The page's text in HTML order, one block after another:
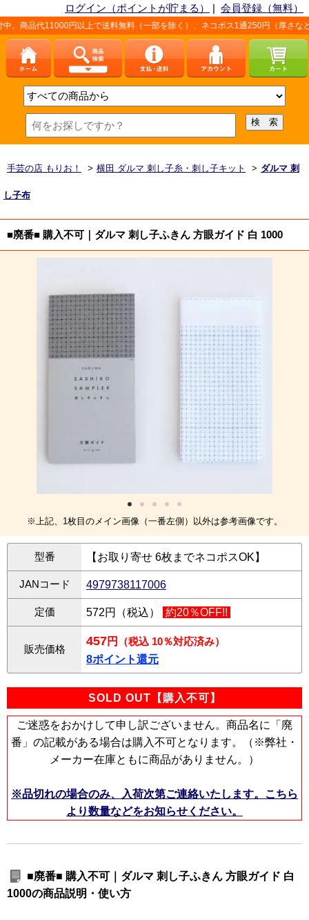
ログイン（ポイントが貯まる） | 会員登録（無料）
円以上で送料無料（一部を除く）、ネコポス1通250円（厚さなど条件あり）
手芸の店 もりお！ > 横田 ダルマ 刺し子糸・刺し子キット > ダルマ 刺
し子布
■廃番■ 購入不可｜ダルマ 刺し子ふきん 方眼ガイド 白 1000
※上記、1枚目のメイン画像（一番左側）以外は参考画像です。
型番 【お取り寄せ 6枚までネコポスOK】
JANコード 4979738117006
定価 572円（税込） 約20％OFF!!
販売価格
457円
（税込 10％対応済み）
8ポイント還元
SOLD OUT【購入不可】
ご迷惑をおかけして申し訳ございません。商品名に「廃
番」の記載がある場合は購入不可となります。（※弊社・
メーカー在庫ともに商品がありません。）
※品切れの場合のみ、入荷次第ご連絡いたします。こちら
より数量などをお知らせください。
■廃番■ 購入不可｜ダルマ 刺し子ふきん 方眼ガイド 白
1000の商品説明・使い方